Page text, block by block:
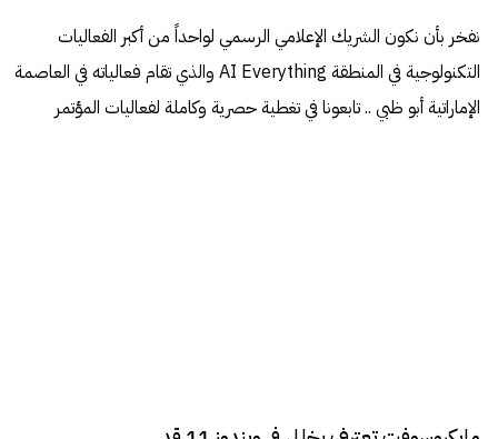
نفخر بأن نكون الشريك الإعلامي الرسمي لواحداً من أكبر الفعاليات
التكنولوجية في المنطقة AI Everything والذي تقام فعالياته في العاصمة
الإماراتية أبو ظبي .. تابعونا في تغطية حصرية وكاملة لفعاليات المؤتمر